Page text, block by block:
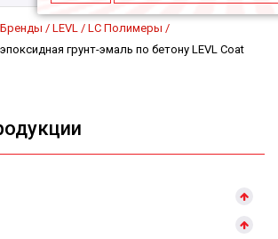
Бренды LEVL
LC Полимеры
грунт-эмаль по бетону LEVL Coat